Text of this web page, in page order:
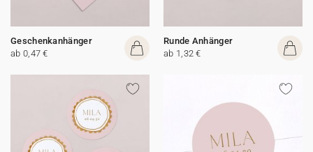
Geschenkanhänger
ab 0,47 €
Runde Anhänger
ab 1,32 €